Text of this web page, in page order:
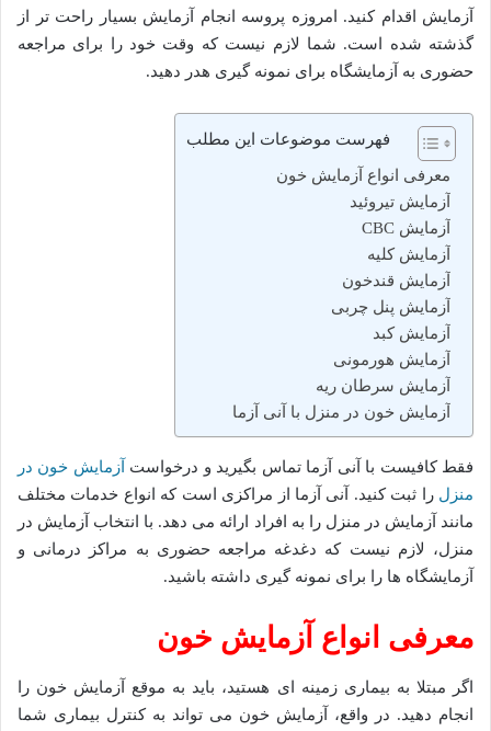
آزمایش اقدام کنید. امروزه پروسه انجام آزمایش بسیار راحت تر از
گذشته شده است. شما لازم نیست که وقت خود را برای مراجعه
حضوری به آزمایشگاه برای نمونه گیری هدر دهید.
فهرست موضوعات این مطلب
معرفی انواع آزمایش خون
آزمایش تیروئید
آزمایش CBC
آزمایش کلیه
آزمایش قندخون
آزمایش پنل چربی
آزمایش کبد
آزمایش هورمونی
آزمایش سرطان ریه
آزمایش خون در منزل با آنی آزما
فقط کافیست با آنی آزما تماس بگیرید و درخواست آزمایش خون در
منزل را ثبت کنید. آنی آزما از مراکزی است که انواع خدمات مختلف
مانند آزمایش در منزل را به افراد ارائه می دهد. با انتخاب آزمایش در
منزل، لازم نیست که دغدغه مراجعه حضوری به مراکز درمانی و
آزمایشگاه ها را برای نمونه گیری داشته باشید.
معرفی انواع آزمایش خون
اگر مبتلا به بیماری زمینه ای هستید، باید به موقع آزمایش خون را
انجام دهید. در واقع، آزمایش خون می تواند به کنترل بیماری شما